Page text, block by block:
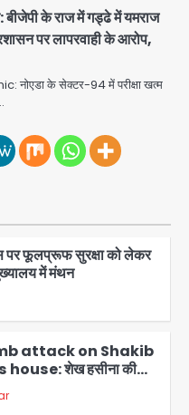
बीजेपी के राज में गड्ढे में यमराज
पर लापरवाही के आरोप,
के सेक्टर-94 में परीक्षा खत्म
ने गोद में उठाकर दिया
नागरिक सेंट्रल जिला
पर फूलप्रूफ सुरक्षा को लेकर
में मंथन
attack on Shakib
में जुड़ने पर भड़का
हसन के मगुरा स्थित घर पर